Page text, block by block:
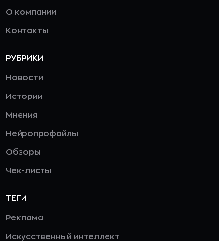
О компании
Контакты
РУБРИКИ
Новости
Истории
Мнения
Нейропрофайлы
Обзоры
Чек-листы
ТЕГИ
Реклама
Искусственный интеллект